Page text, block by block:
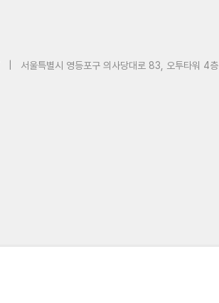
서울특별시 영등포구 의사당대로 83, 오투타워 4층